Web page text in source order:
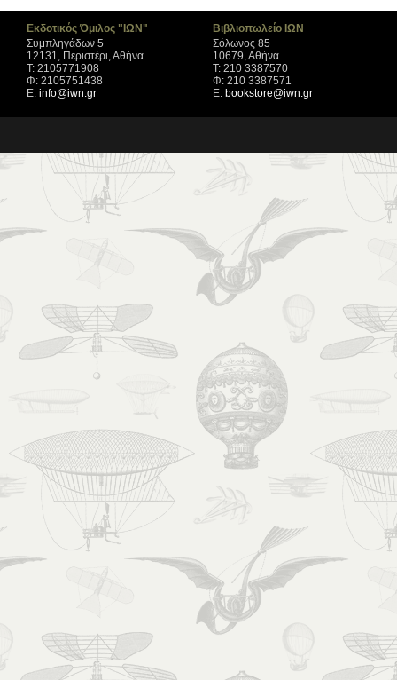
Εκδοτικός Όμιλος "ΙΩΝ"
Συμπληγάδων 5
12131, Περιστέρι, Αθήνα
Τ: 2105771908
Φ: 2105751438
Ε: info@iwn.gr
Βιβλιοπωλείο ΙΩΝ
Σόλωνος 85
10679, Αθήνα
Τ: 210 3387570
Φ: 210 3387571
Ε: bookstore@iwn.gr